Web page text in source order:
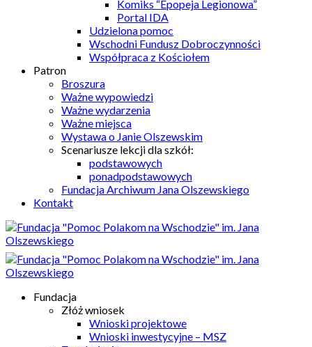
Komiks “Epopeja Legionowa”
Portal IDA
Udzielona pomoc
Wschodni Fundusz Dobroczynności
Współpraca z Kościołem
Patron
Broszura
Ważne wypowiedzi
Ważne wydarzenia
Ważne miejsca
Wystawa o Janie Olszewskim
Scenariusze lekcji dla szkół:
podstawowych
ponadpodstawowych
Fundacja Archiwum Jana Olszewskiego
Kontakt
Fundacja
Złóż wniosek
Wnioski projektowe
Wnioski inwestycyjne – MSZ